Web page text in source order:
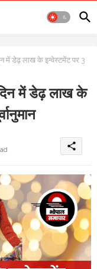
में डेढ़ लाख के इन्वेस्टमेंट पर 3
में डेढ़ लाख के
share